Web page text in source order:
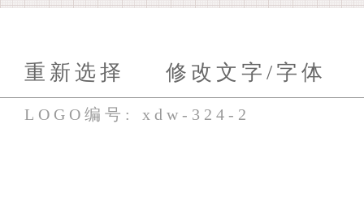
重新选择 修改文字/字体
LOGO编号: xdw-324-2